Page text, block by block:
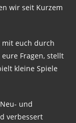
wir seit Kurzem
mit euch durch
Fragen, stellt
kleine Spiele
und
verbessert